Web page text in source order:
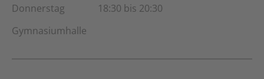
Donnerstag 18:30 bis 20:30
Gymnasiumhalle